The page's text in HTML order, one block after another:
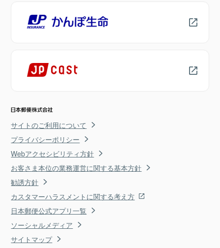
サイトのご利用について
プライバシーポリシー
Webアクセシビリティ方針
お客さま本位の業務運営に関する基本方針
勧誘方針
カスタマーハラスメントに関する考え方
日本郵便公式アプリ一覧
ソーシャルメディア
サイトマップ